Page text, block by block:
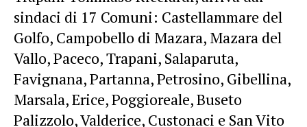
sindaci di 17 Comuni: Castellammare del
Golfo, Campobello di Mazara, Mazara del
Vallo, Paceco, Trapani, Salaparuta,
Favignana, Partanna, Petrosino, Gibellina,
Marsala, Erice, Poggioreale, Buseto
Palizzolo, Valderice, Custonaci e San Vito